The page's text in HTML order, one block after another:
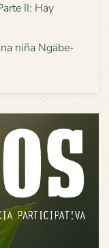
II: Hay
niña Ngäbe-